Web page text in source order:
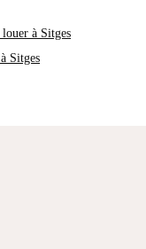
louer à Sitges
Sitges